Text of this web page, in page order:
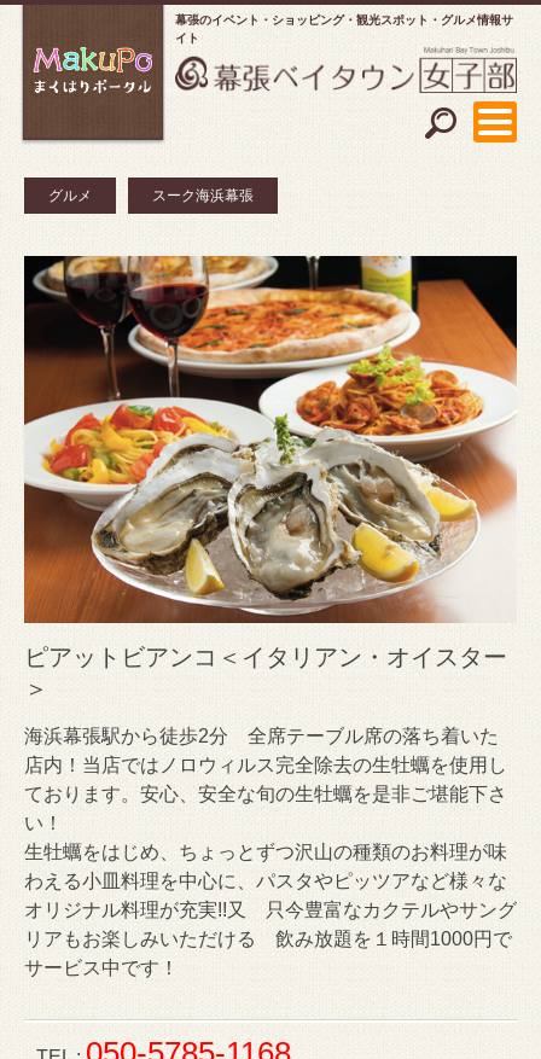
幕張のイベント・ショッピング
観光スポット・グルメ情報サ
イト
グルメ スーク海浜幕張
ピアットビアンコ＜イタリアン・オイスター
＞
海浜幕張駅から徒歩2分 全席テーブル席の落ち着いた
店内！当店ではノロウィルス完全除去の生牡蠣を使用し
ております。安心、安全な旬の生牡蠣を是非ご堪能下さ
い！
生牡蠣をはじめ、ちょっとずつ沢山の種類のお料理が味
わえる小皿料理を中心に、パスタやピッツアなど様々な
オリジナル料理が充実!!又 只今豊富なカクテルやサング
リアもお楽しみいただける 飲み放題を１時間1000円で
サービス中です！